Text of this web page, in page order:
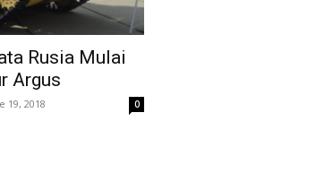
Rusia Mulai
Argus
19, 2018 0